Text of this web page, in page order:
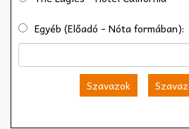
Egyéb (Előadó - Nóta formában):
Szavazok